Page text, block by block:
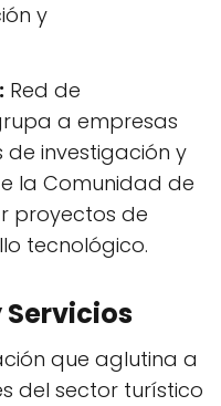
y
Red de
a empresas
investigación y
la Comunidad de
proyectos de
tecnológico.
Servicios
que aglutina a
del sector turístico